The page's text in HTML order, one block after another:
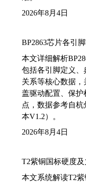
2026年8月4日
BP2863芯片各引
本文详细解析
包括各引脚定义
关系等核心数据
盖驱动配置、保
点，数据参考自
本V1.2）。
2026年8月4日
T2紫铜国标硬度
本文系统解读T2